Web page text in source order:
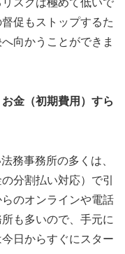
スクは極めて低いで
促もストップするた
向かうことができま
金（初期費用）すら
務事務所の多くは、
分割払い対応）で引
のオンラインや電話
も多いので、手元に
日からすぐにスター